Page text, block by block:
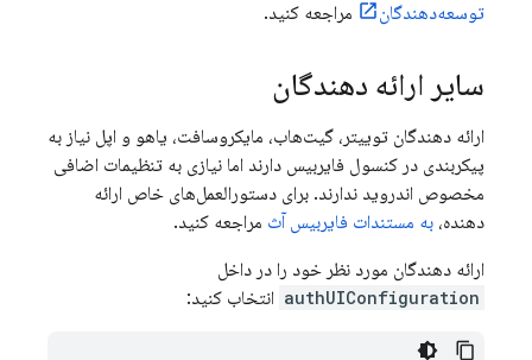
توسعه‌دهندگان
مراجعه کنید.
سایر ارائه دهندگان
ارائه دهندگان توییتر، گیت‌هاب، مایکروسافت، یاهو و اپل نیاز به
پیکربندی در کنسول فایربیس دارند اما نیازی به تنظیمات اضافی
مخصوص اندروید ندارند. برای دستورالعمل‌های خاص ارائه
دهنده، به مستندات فایربیس آث مراجعه کنید.
ارائه دهندگان مورد نظر خود را در داخل
authUIConfiguration انتخاب کنید: